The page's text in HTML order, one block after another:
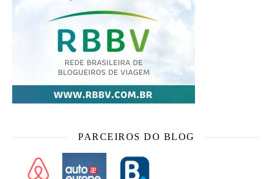
PARCEIROS DO BLOG